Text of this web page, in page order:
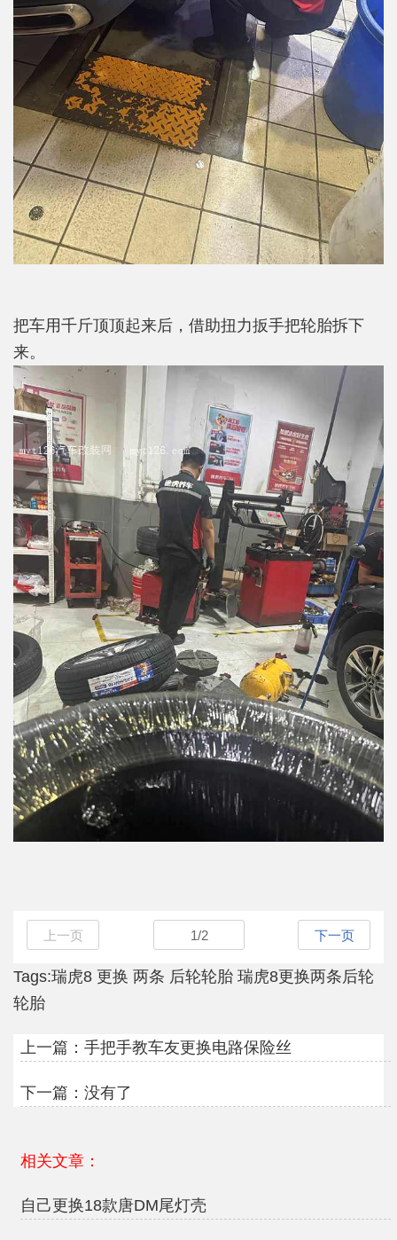
把车用千斤顶顶起来后，借助扭力扳手把轮胎拆下
来。
上一页 1/2 下一页
Tags:瑞虎8 更换 两条 后轮轮胎 瑞虎8更换两条后轮
轮胎
上一篇： 手把手教车友更换电路保险丝
下一篇：没有了
相关文章：
自己更换18款唐DM尾灯壳